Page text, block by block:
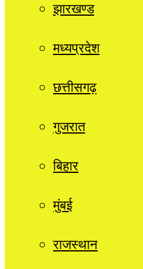
झारखण्ड
मध्यप्रदेश
छत्तीसगढ़
गुजरात
बिहार
मुंबई
राजस्थान